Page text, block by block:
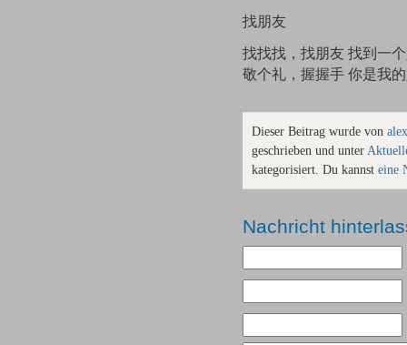
找朋友
找找找，找朋友 找到一
敬个礼，握握手 你是我
Dieser Beitrag wurde von
geschrieben und unter
kategorisiert. Du kannst eine
Nachricht